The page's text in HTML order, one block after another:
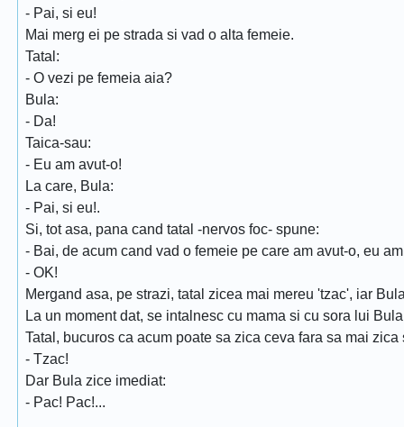
- Pai, si eu!
Mai merg ei pe strada si vad o alta femeie.
Tatal:
- O vezi pe femeia aia?
Bula:
- Da!
Taica-sau:
- Eu am avut-o!
La care, Bula:
- Pai, si eu!.
Si, tot asa, pana cand tatal -nervos foc- spune:
- Bai, de acum cand vad o femeie pe care am avut-o, eu
- OK!
Mergand asa, pe strazi, tatal zicea mai mereu 'tzac', iar
La un moment dat, se intalnesc cu mama si cu sora lui
Tatal, bucuros ca acum poate sa zica ceva fara sa mai
- Tzac!
Dar Bula zice imediat:
- Pac! Pac!...